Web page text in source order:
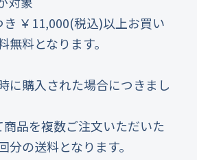
￥11,000(税込)以上お買い
料となります。
に購入された場合につきまし
品を複数ご注文いただいた
分の送料となります。